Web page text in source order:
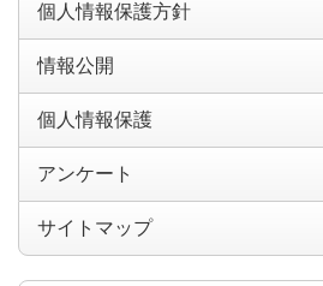
個人情報保護方針
情報公開
個人情報保護
アンケート
サイトマップ